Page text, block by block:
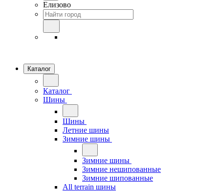
Елизово
Каталог
Каталог
Шины
Шины
Летние шины
Зимние шины
Зимние шины
Зимние нешипованные
Зимние шипованные
All terrain шины